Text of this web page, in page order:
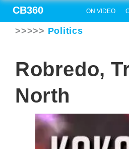
CB360 ON VIDEO
>>>>> Politics
Robredo,
North